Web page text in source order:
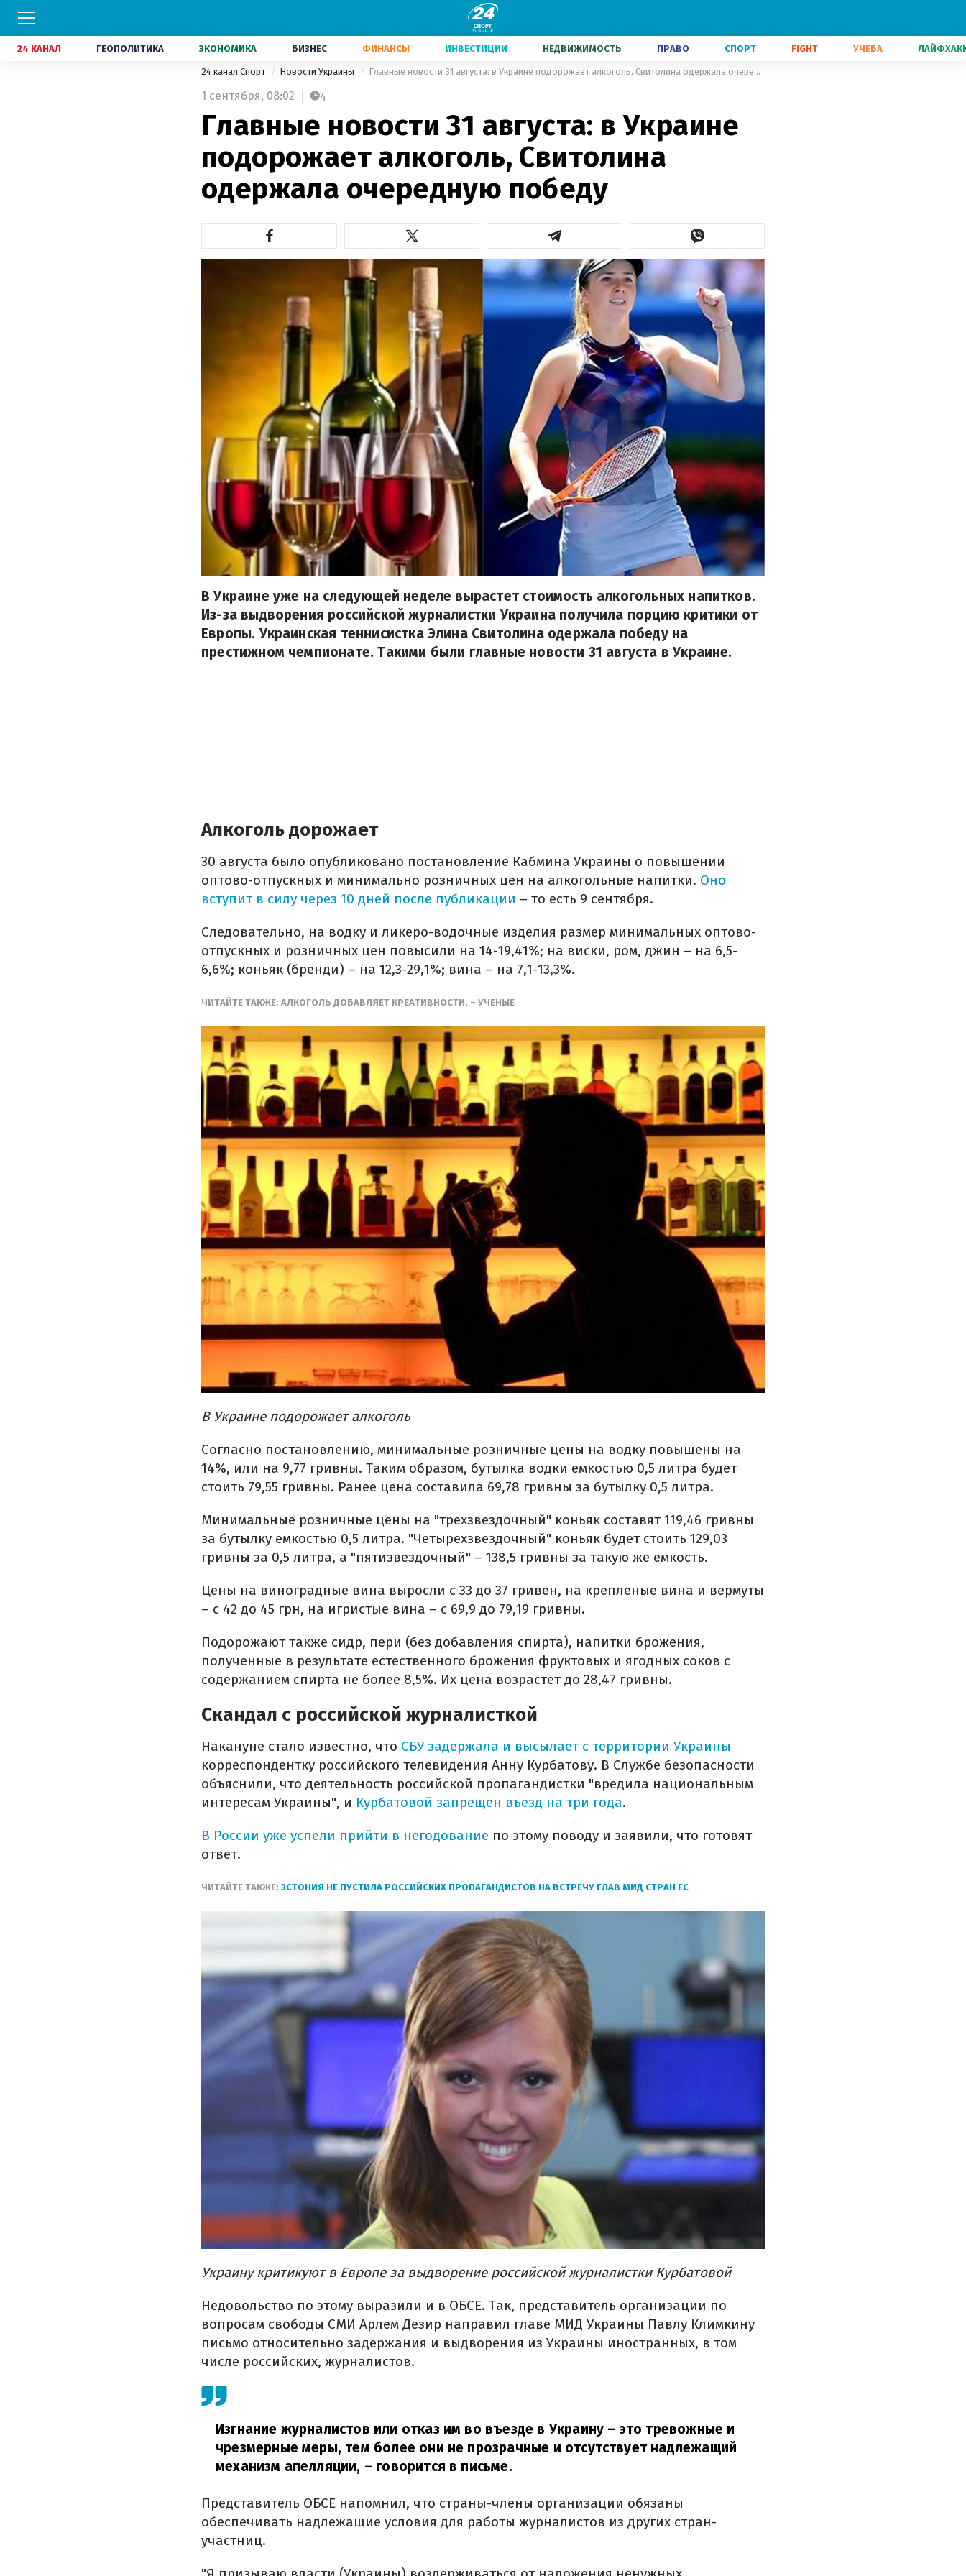
24 КАНАЛ ГЕОПОЛИТИКА ЭКОНОМИКА БИЗНЕС ФИНАНСЫ ИНВЕСТИЦИИ НЕДВИЖИМОСТЬ ПРАВО СПОРТ FIGHT УЧЕБА
24 канал Спорт Новости Украины Главные новости 31 августа: в Украине подорожает алкоголь, Свитолина одержала очередную победу
1 сентября, 08:02 4
Главные новости 31 августа: в Украине
подорожает алкоголь, Свитолина
одержала очередную победу
В Украине уже на следующей неделе вырастет стоимость алкогольных напитков.
Из-за выдворения российской журналистки Украина получила порцию критики от
Европы. Украинская теннисистка Элина Свитолина одержала победу на
престижном чемпионате. Такими были главные новости 31 августа в Украине.
Алкоголь дорожает
30 августа было опубликовано постановление Кабмина Украины о повышении
оптово-отпускных и минимально розничных цен на алкогольные напитки. Оно
вступит в силу через 10 дней после публикации – то есть 9 сентября.
Следовательно, на водку и ликеро-водочные изделия размер минимальных оптово-
отпускных и розничных цен повысили на 14-19,41%; на виски, ром, джин – на 6,5-
6,6%; коньяк (бренди) – на 12,3-29,1%; вина – на 7,1-13,3%.
ЧИТАЙТЕ ТАКЖЕ: АЛКОГОЛЬ ДОБАВЛЯЕТ КРЕАТИВНОСТИ, – УЧЕНЫЕ
В Украине подорожает алкоголь
Согласно постановлению, минимальные розничные цены на водку повышены на
14%, или на 9,77 гривны. Таким образом, бутылка водки емкостью 0,5 литра будет
стоить 79,55 гривны. Ранее цена составила 69,78 гривны за бутылку 0,5 литра.
Минимальные розничные цены на "трехзвездочный" коньяк составят 119,46 гривны
за бутылку емкостью 0,5 литра. "Четырехзвездочный" коньяк будет стоить 129,03
гривны за 0,5 литра, а "пятизвездочный" – 138,5 гривны за такую же емкость.
Цены на виноградные вина выросли с 33 до 37 гривен, на крепленые вина и вермуты
– с 42 до 45 грн, на игристые вина – с 69,9 до 79,19 гривны.
Подорожают также сидр, пери (без добавления спирта), напитки брожения,
полученные в результате естественного брожения фруктовых и ягодных соков с
содержанием спирта не более 8,5%. Их цена возрастет до 28,47 гривны.
Скандал с российской журналисткой
Накануне стало известно, что СБУ задержала и высылает с территории Украины
корреспондентку российского телевидения Анну Курбатову. В Службе безопасности
объяснили, что деятельность российской пропагандистки "вредила национальным
интересам Украины", и Курбатовой запрещен въезд на три года.
В России уже успели прийти в негодование по этому поводу и заявили, что готовят
ответ.
ЧИТАЙТЕ ТАКЖЕ: ЭСТОНИЯ НЕ ПУСТИЛА РОССИЙСКИХ ПРОПАГАНДИСТОВ НА ВСТРЕЧУ ГЛАВ МИД СТРАН ЕС
Украину критикуют в Европе за выдворение российской журналистки Курбатовой
Недовольство по этому выразили и в ОБСЕ. Так, представитель организации по
вопросам свободы СМИ Арлем Дезир направил главе МИД Украины Павлу Климкину
письмо относительно задержания и выдворения из Украины иностранных, в том
числе российских, журналистов.
Изгнание журналистов или отказ им во въезде в Украину – это тревожные и
чрезмерные меры, тем более они не прозрачные и отсутствует надлежащий
механизм апелляции, – говорится в письме.
Представитель ОБСЕ напомнил, что страны-члены организации обязаны
обеспечивать надлежащие условия для работы журналистов из других стран-
участниц.